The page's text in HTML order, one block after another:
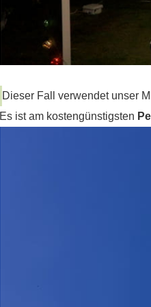
Dieser Fall verwendet unser
Es ist am kostengünstigsten